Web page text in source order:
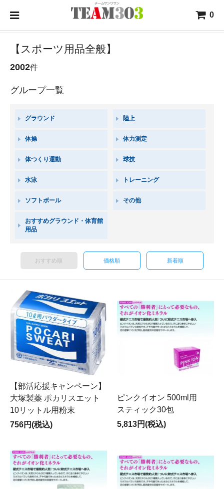
0
【スポーツ用品全般】
2002件
グループ一覧
グラウンド 陸上
体操 体力測定
体つくり運動 球技
水泳 トレーニング
ソフトボール その他
おすすめグラウンド・体育館
用品
おすすめ順 価格順 新着順
【部活応援キャンペーン】
大塚製薬 ポカリスエット
10リットル用粉末
756円(税込)
ピンクイオン 500ml用
スティック30包
5,813円(税込)